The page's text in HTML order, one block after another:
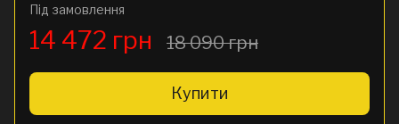
Під замовлення
14 472 грн 18 090 грн
Купити